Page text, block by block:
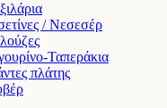
/ Νεσεσέρ
Ταπεράκια
πλάτης